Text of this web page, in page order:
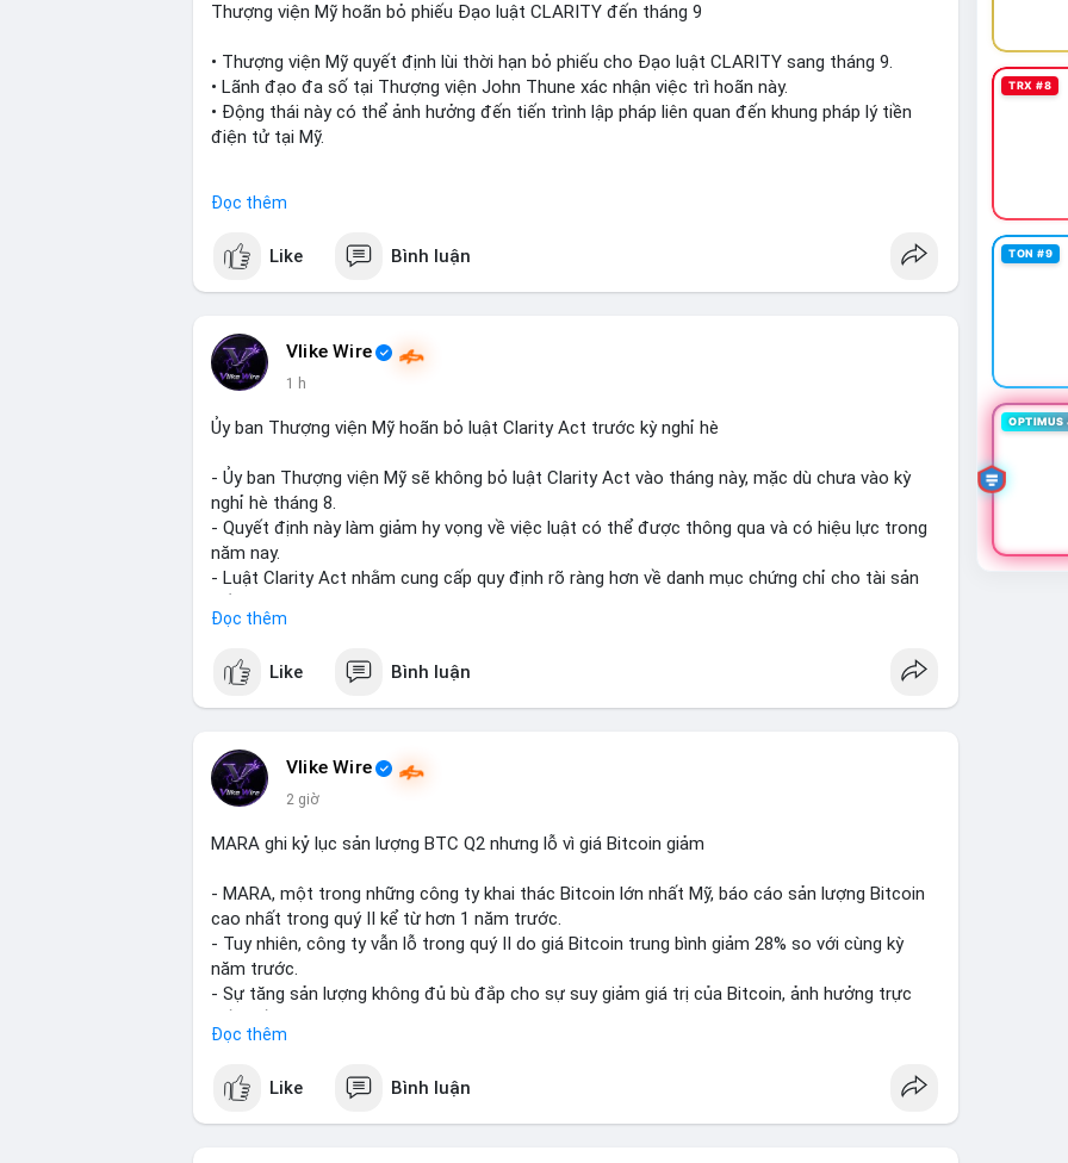
Thượng viện Mỹ hoãn bỏ phiếu Đạo luật CLARITY đến tháng 9
• Thượng viện Mỹ quyết định lùi thời hạn bỏ phiếu cho Đạo luật CLARITY sang tháng 9.
• Lãnh đạo đa số tại Thượng viện John Thune xác nhận việc trì hoãn này.
• Động thái này có thể ảnh hưởng đến tiến trình lập pháp liên quan đến khung pháp lý tiền
điện tử tại Mỹ.
📰 Nguồn: Cointelegraph
Đọc thêm
Like Bình luận
Vlike Wire
1 h
Ủy ban Thượng viện Mỹ hoãn bỏ luật Clarity Act trước kỳ nghỉ hè
- Ủy ban Thượng viện Mỹ sẽ không bỏ luật Clarity Act vào tháng này, mặc dù chưa vào kỳ
nghỉ hè tháng 8.
- Quyết định này làm giảm hy vọng về việc luật có thể được thông qua và có hiệu lực trong
năm nay.
- Luật Clarity Act nhằm cung cấp quy định rõ ràng hơn về danh mục chứng chỉ cho tài sản
- Sự trì hoãn có thể ảnh hưởng đến sự tin tưởng của nhà đầu tư và phát triển thị trường
$btc $eth
#vlikevn
📰 Nguồn: CoinDesk
Đọc thêm
Like Bình luận
Vlike Wire
2 giờ
MARA ghi kỷ lục sản lượng BTC Q2 nhưng lỗ vì giá Bitcoin giảm
- MARA, một trong những công ty khai thác Bitcoin lớn nhất Mỹ, báo cáo sản lượng Bitcoin
cao nhất trong quý II kể từ hơn 1 năm trước.
- Tuy nhiên, công ty vẫn lỗ trong quý II do giá Bitcoin trung bình giảm 28% so với cùng kỳ
năm trước.
- Sự tăng sản lượng không đủ bù đắp cho sự suy giảm giá trị của Bitcoin, ảnh hưởng trực
#vlikevn #titanbot
Đọc thêm
Like Bình luận
TRX #8
TON #9
OPTIMUS